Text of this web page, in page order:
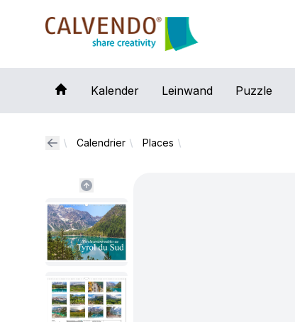
Calvendo
Kalender Leinwand Puzzle
Calendrier Places